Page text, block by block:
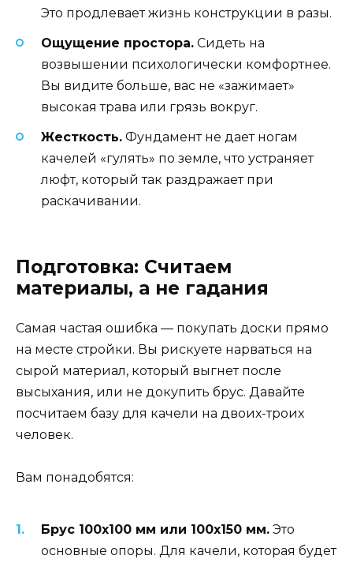
Это продлевает жизнь конструкции в разы.
Ощущение простора. Сидеть на
возвышении психологически комфортнее.
Вы видите больше, вас не «зажимает»
высокая трава или грязь вокруг.
Жесткость. Фундамент не дает ногам
качелей «гулять» по земле, что устраняет
люфт, который так раздражает при
раскачивании.
Подготовка: Считаем
материалы, а не гадания
Самая частая ошибка — покупать доски прямо
на месте стройки. Вы рискуете нарваться на
сырой материал, который выгнет после
высыхания, или не докупить брус. Давайте
посчитаем базу для качели на двоих-троих
человек.
Вам понадобятся:
Брус 100х100 мм или 100х150 мм. Это
основные опоры. Для качели, которая будет